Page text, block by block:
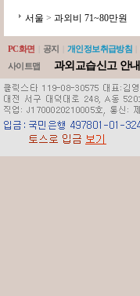
서울 > 과외비 71~80만원
PC화면 공지 개인정보취급방침
사이트맵
과외교습신고 안내